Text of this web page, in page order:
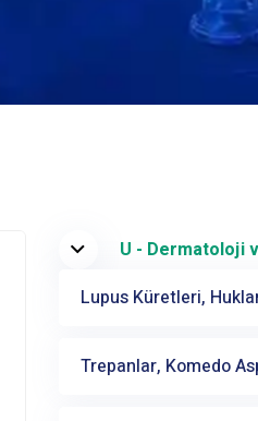
U - Dermatoloji
Lupus Küretleri,
Trepanlar, Komedo